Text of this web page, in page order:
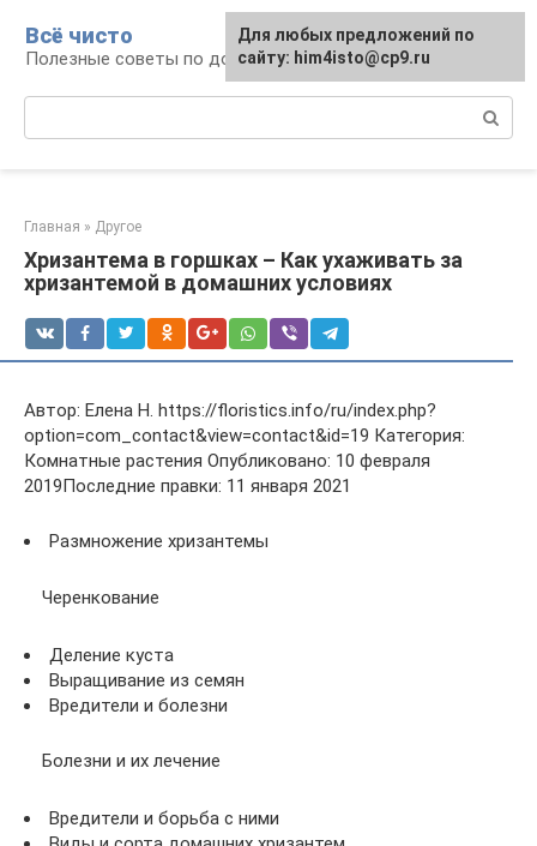
контенту
Всё чисто
Полезные советы по домоводству
Главная » Другое
Хризантема в горшках – Как ухаживать за
хризантемой в домашних условиях
Автор: Елена Н. https://floristics.info/ru/index.php?
option=com_contact&view=contact&id=19 Категория:
Комнатные растения Опубликовано: 10 февраля
2019Последние правки: 11 января 2021
Размножение хризантемы
Черенкование
Деление куста
Выращивание из семян
Вредители и болезни
Болезни и их лечение
Вредители и борьба с ними
Для любых предложений по
сайту: him4isto@cp9.ru